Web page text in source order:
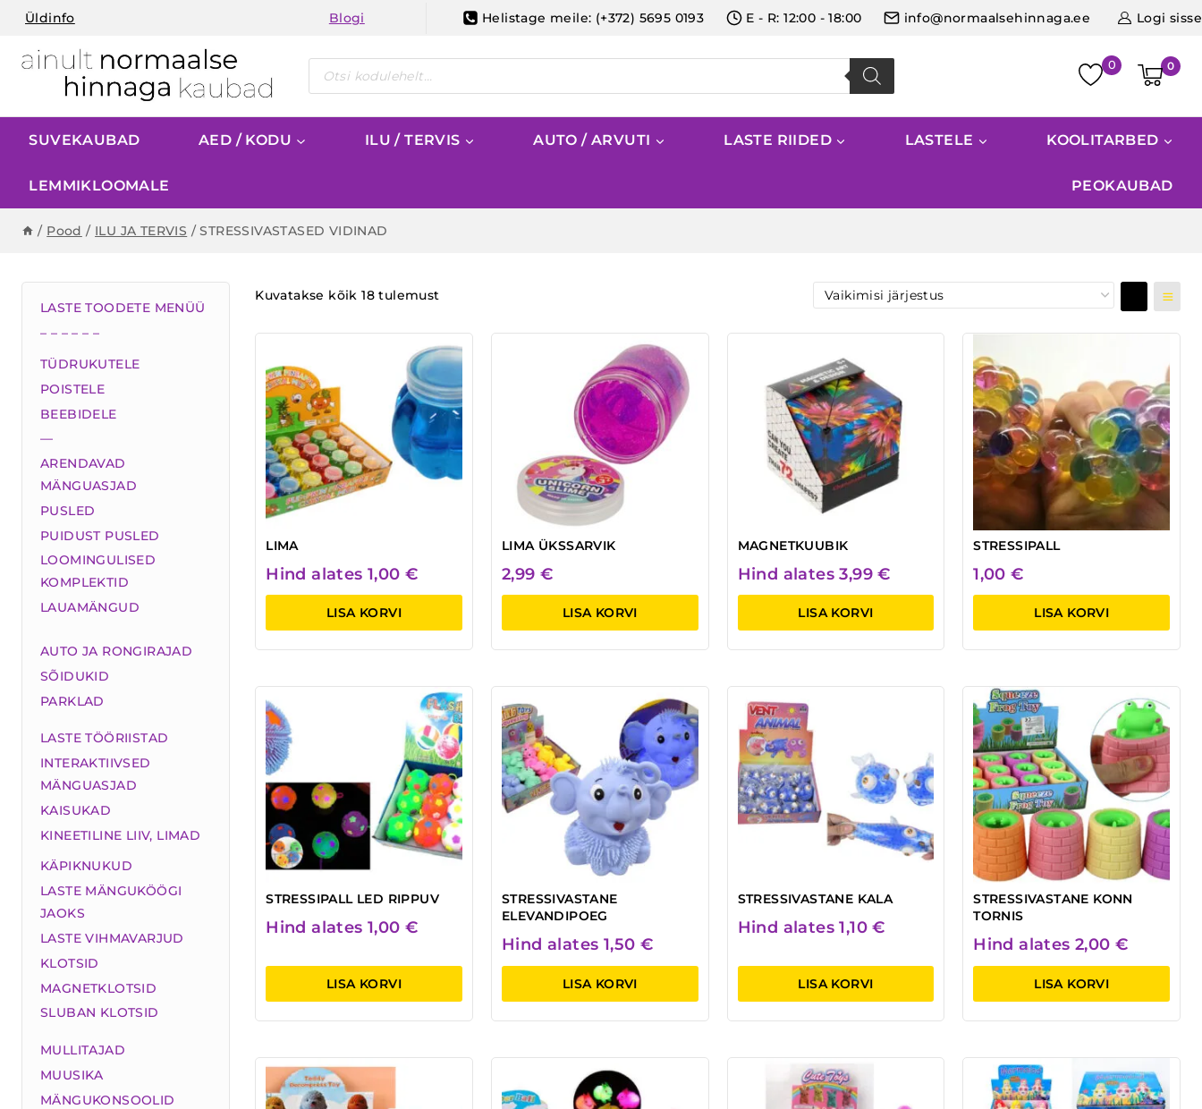
Skip
content
Üldinfo Blogi Helistage meile: (+372) 5695 0193 E - R: 12:00 - 18:00 info@normaalsehinnaga.ee Logi sisse
Products
search
0
SUVEKAUBAD AED / KODU ILU / TERVIS AUTO / ARVUTI LASTE RIIDED LASTELE KOOLITARBED
LEMMIKLOOMALE PEOKAUBAD
/ Pood / ILU JA TERVIS / STRESSIVASTASED VIDINAD
Kuvatakse kõik 18 tulemust
LIMA
Hind alates1,00€
LISA KORVI
LIMA ÜKSSARVIK
2,99 €
LISA KORVI
MAGNETKUUBIK
Hind alates3,99€
LISA KORVI
STRESSIPALL
1,00€
LISA KORVI
STRESSIPALL LED RIPPUV
Hind alates1,00€
LISA KORVI
STRESSIVASTANE
ELEVANDIPOEG
Hind alates 1,50 €
LISA KORVI
STRESSIVASTANE KALA
Hind alates1,10€
LISA KORVI
STRESSIVASTANE KONN
TORNIS
Hind alates2,00€
LISA KORVI
LASTE TOODETE MENÜÜ
– – – – – –
TÜDRUKUTELE
POISTELE
BEEBIDELE
—
ARENDAVAD
MÄNGUASJAD
PUSLED
PUIDUST PUSLED
LOOMINGULISED
KOMPLEKTID
LAUAMÄNGUD
AUTO JA RONGIRAJAD
SÕIDUKID
PARKLAD
LASTE TÖÖRIISTAD
INTERAKTIIVSED
MÄNGUASJAD
KAISUKAD
KINEETILINE LIIV, LIMAD
KÄPIKNUKUD
LASTE MÄNGUKÖÖGI
JAOKS
LASTE VIHMAVARJUD
KLOTSID
MAGNETKLOTSID
SLUBAN KLOTSID
MULLITAJAD
MUUSIKA
MÄNGUKONSOOLID